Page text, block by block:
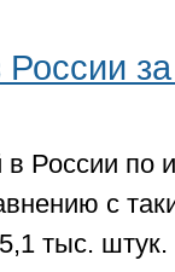
России по
с
тыс. штук.